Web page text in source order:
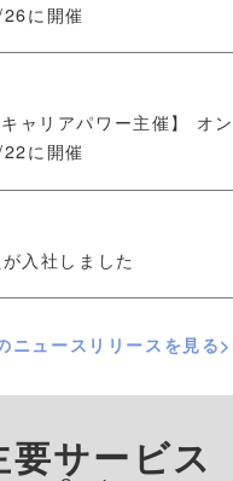
に開催
ャリアパワー主催】 オ
に開催
入社しました
ニュースリリースを見る>
要サービス